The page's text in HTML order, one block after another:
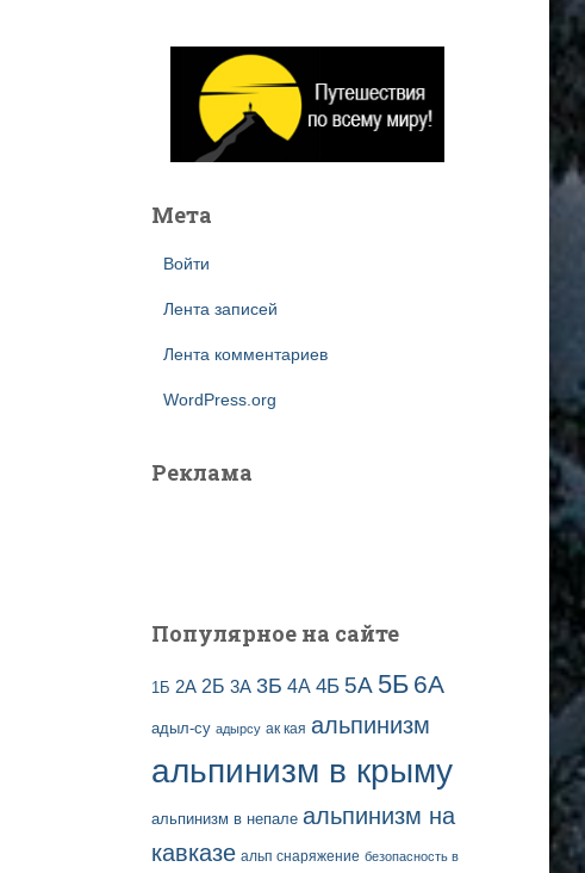
Мета
Войти
Лента записей
Лента комментариев
WordPress.org
Реклама
Популярное на сайте
1Б 2А 2Б 3А 3Б 4А 4Б 5А 5Б 6А
адыл-су адырсу ак кая альпинизм
альпинизм в крыму
альпинизм в непале альпинизм на
кавказе альп снаряжение безопасность в